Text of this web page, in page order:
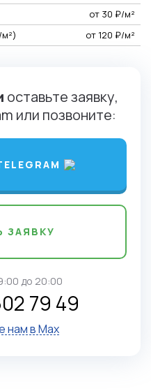
от 30 ₽/м²
от 120 ₽/м²
оставьте заявку,
или позвоните:
ЗАЯВКУ
до 20:00
79 49
нам в Max